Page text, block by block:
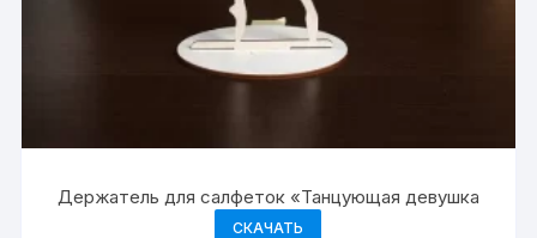
Держатель для салфеток «Танцующая девушка
СКАЧАТЬ